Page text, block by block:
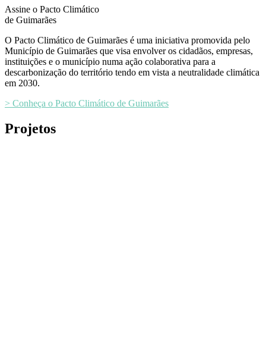
Assine o Pacto Climático
de Guimarães
O Pacto Climático de Guimarães é uma iniciativa promovida pelo
Município de Guimarães que visa envolver os cidadãos, empresas,
instituições e o município numa ação colaborativa para a
descarbonização do território tendo em vista a neutralidade climática
em 2030.
> Conheça o Pacto Climático de Guimarães
Projetos